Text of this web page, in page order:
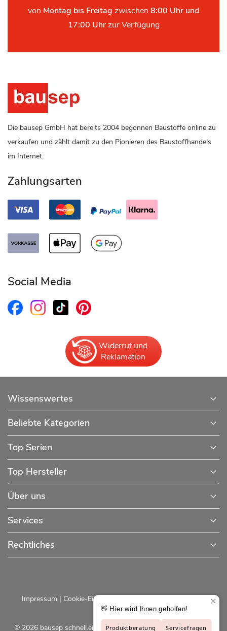
von Montag bis Freitag zwischen 8:00 Uhr und
17:00 Uhrzur Verfügung
Die bausep GmbH hat bereits 2004 begonnen Baustoffe online zu
verkaufen und zählt damit zu den Pionieren des Baustoffhandels
im Internet.
Zahlungsarten
Social Media
Widerruf und
Reklamation
Wissenswertes
Beliebte Kategorien
Top Serien
Top Hersteller
Über uns
Services
Rechtliches
© 2026 bausep schnell.einfach.preiswert - Baustoffe online für
Impressum | Cookie-Einstellungen